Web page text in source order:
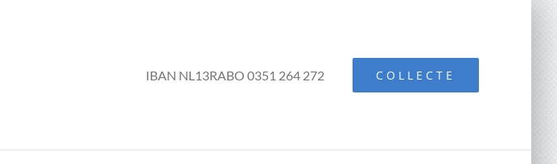
IBAN NL13RABO 0351 264 272
COLLECTE